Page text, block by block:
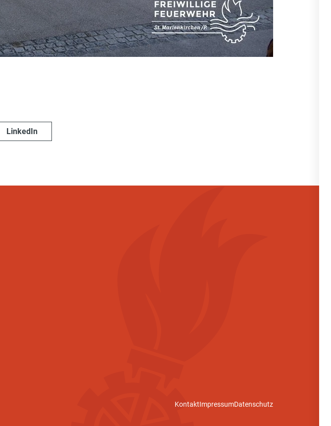
LinkedIn
KontaktImpressumDatenschutz